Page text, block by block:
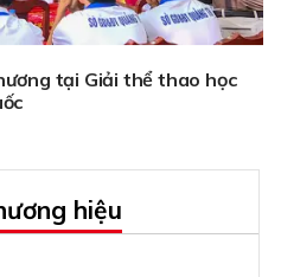
tại Giải thể thao học
hiệu